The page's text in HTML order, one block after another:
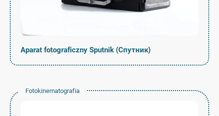
Aparat fotograficzny Sputnik (Спутник)
Fotokinematografia